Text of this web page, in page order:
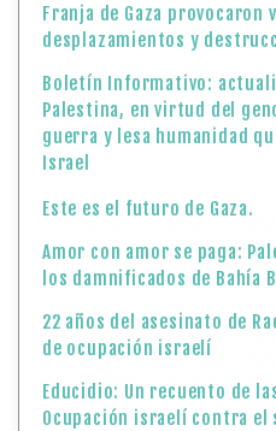
Franja de Gaza
desplazamientos y
Boletín Informativo:
Palestina, en virtud del
guerra y lesa humanidad
Israel
Este es el futuro de Gaza.
Amor con amor se paga:
los damnificados de Bahía
22 años del asesinato de
de ocupación israelí
Educidio: Un recuento de
Ocupación israelí contra el